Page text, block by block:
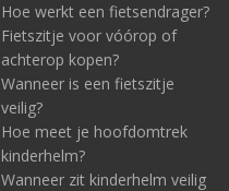
Hoe werkt een fietsendrager?
Fietszitje voor vóórop of
achterop kopen?
Wanneer is een fietszitje
veilig?
Hoe meet je hoofdomtrek
kinderhelm?
Wanneer zit kinderhelm veilig